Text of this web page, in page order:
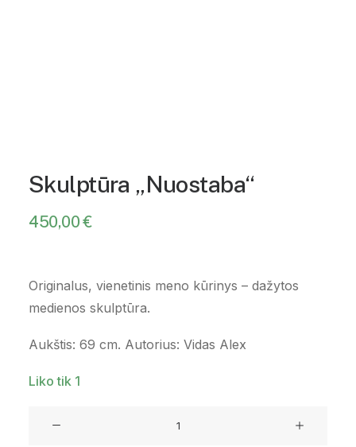
Skulptūra „Nuostaba“
450,00€
Originalus, vienetinis meno kūrinys – dažytos
medienos skulptūra.
Aukštis: 69 cm. Autorius: Vidas Alex
Liko tik 1